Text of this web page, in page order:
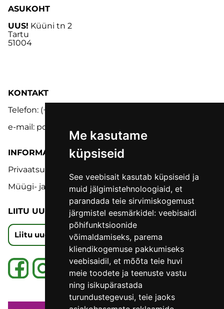
Me kasutame
küpsiseid
See veebisait kasutab küpsiseid ja
muid jälgimistehnoloogiaid, et
parandada teie sirvimiskogemust
järgmistel eesmärkidel: veebisaidi
põhifunktsioonide
võimaldamiseks, parema
kliendikogemuse pakkumiseks
veebisaidil, et mõõta teie huvi
meie toodete ja teenuste vastu
ning isikupärastada
turundustegevusi, teie jaoks
ASUKOHT
UUS! Küüni tn 2
Tartu
51004
KONTAKT
Telefon: (+372) 5302 9848
e-mail: pood@lmk.ee
INFORMATSIOON
Privaatsuspoliitika
Müügi- ja tagastustingimused
LIITU UUDISKIRJAGA
Liitu uudiskirjaga